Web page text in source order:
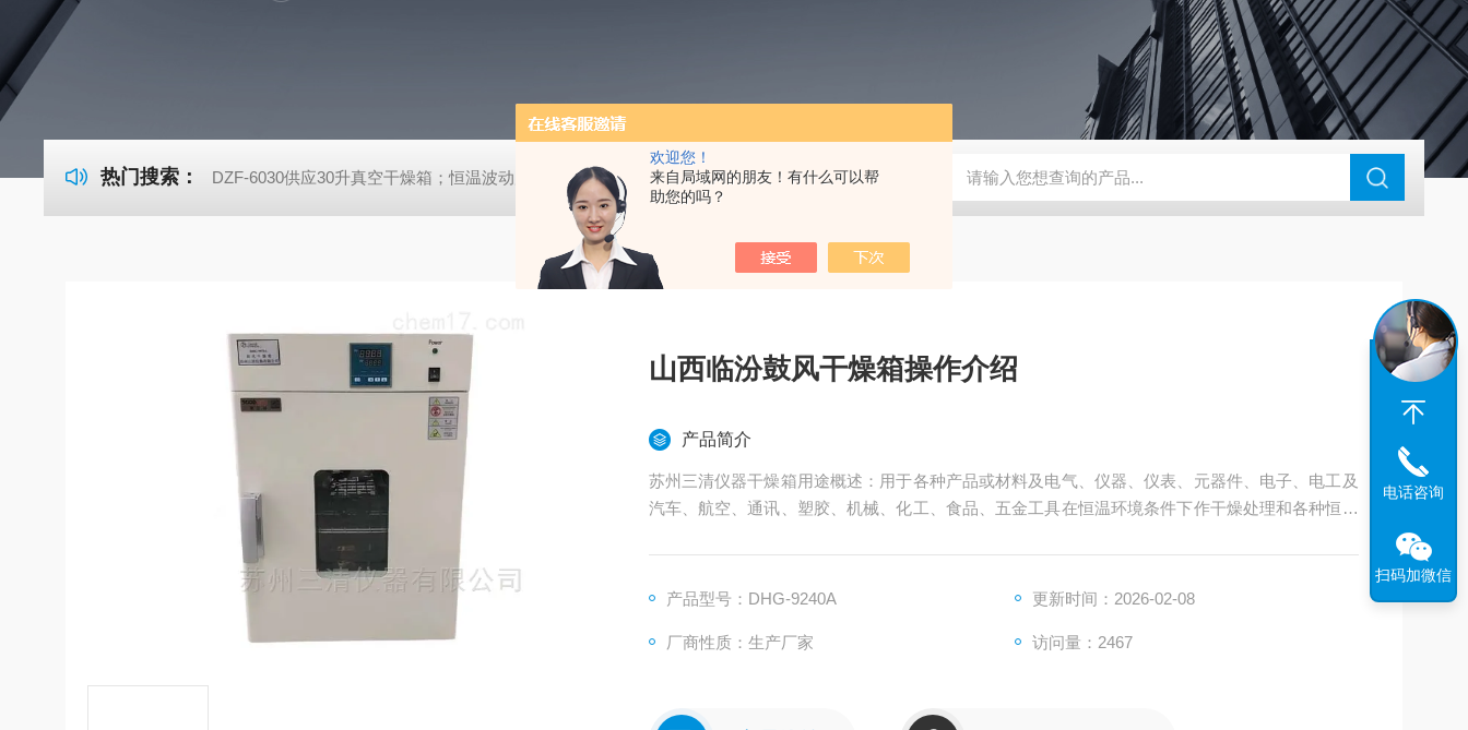
欢迎您！
来自局域网的朋友！有什么可以帮
助您的吗？
热门搜索： DZF-6030供应30升真空干燥箱；恒温波动度:±0.5℃ DHG-9140B（140升）电热恒温鼓风干燥箱，不锈钢干燥箱，烘箱控温范围300℃ DHG-9070B（70
山西临汾鼓风干燥箱操作介绍
产品简介
苏州三清仪器干燥箱用途概述：用于各种产品或材料及电气、仪器、仪表、元器件、电子、电工及
汽车、航空、通讯、塑胶、机械、化工、食品、五金工具在恒温环境条件下作干燥处理和各种恒温
产品型号：DHG-9240A 更新时间：2026-02-08
厂商性质：生产厂家 访问量：2467
电话咨询
扫码加微信